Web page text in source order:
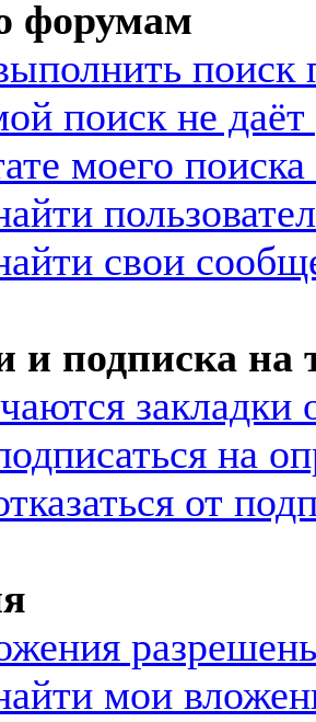
форумам
поиск не даёт
моего
свои
и подписка на
закладки
на
от
мои